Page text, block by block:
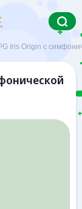
Iris Origin с